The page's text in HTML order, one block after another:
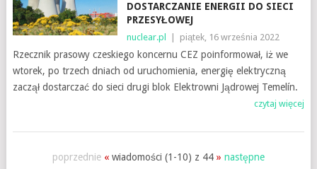
DOSTARCZANIE ENERGII DO SIECI
PRZESYŁOWEJ
nuclear.pl piątek, 16 września 2022
Rzecznik prasowy czeskiego koncernu CEZ poinformował, iż we
wtorek, po trzech dniach od uruchomienia, energię elektryczną
zaczął dostarczać do sieci drugi blok Elektrowni Jądrowej Temelín.
czytaj więcej
poprzednie «wiadomości (1-10) z 44 » następne